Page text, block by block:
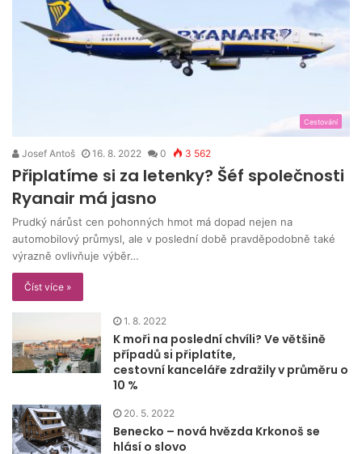
Cestování
Josef Antoš 16. 8. 2022 0 3 562
Připlatíme si za letenky? Šéf společnosti
Ryanair má jasno
Prudký nárůst cen pohonných hmot má dopad nejen na
automobilový průmysl, ale v poslední době pravděpodobně také
výrazně ovlivňuje výběr…
Číst více »
1. 8. 2022
K moři na poslední chvíli? Ve většině
případů si připlatíte,
cestovní kanceláře zdražily v průměru o
10 %
20. 5. 2022
Benecko – nová hvězda Krkonoš se
hlásí o slovo